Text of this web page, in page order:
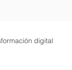
digital